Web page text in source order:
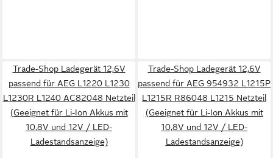
Trade-Shop Ladegerät 12,6V
passend für AEG L1220 L1230
L1230R L1240 AC82048 Netzteil
(Geeignet für Li-Ion Akkus mit
10,8V und 12V / LED-
Ladestandsanzeige)
Trade-Shop Ladegerät 12,6V
passend für AEG 954932 L1215P
L1215R R86048 L1215 Netzteil
(Geeignet für Li-Ion Akkus mit
10,8V und 12V / LED-
Ladestandsanzeige)